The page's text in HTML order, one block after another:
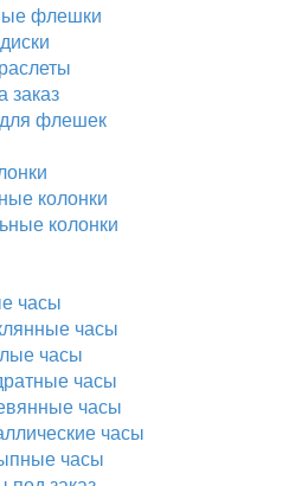
флешки
заказ
флешек
колонки
колонки
часы
часы
часы
часы
часы
часы
часы